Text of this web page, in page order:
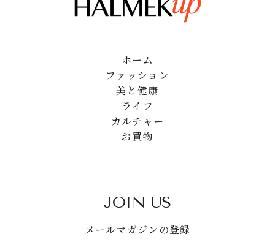
ホーム
ファッション
美と健康
ライフ
カルチャー
お買物
JOIN US
メールマガジンの登録